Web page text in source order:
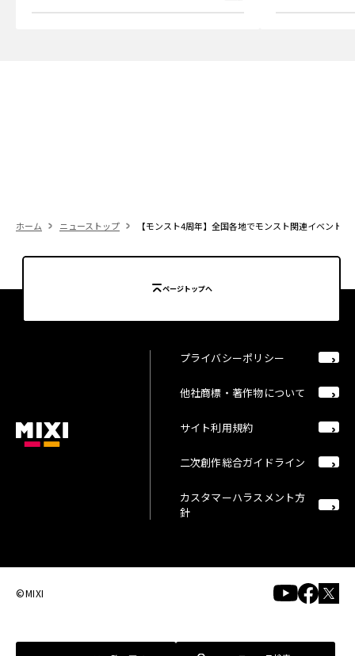
ホーム ニューストップ 【モンスト4周年】全国各地でモンスト関連イベントの
ページトップへ
プライバシーポリシー
他社商標・著作物について
サイト利用規約
二次創作総合ガイドライン
カスタマーハラスメント方
針
©MIXI